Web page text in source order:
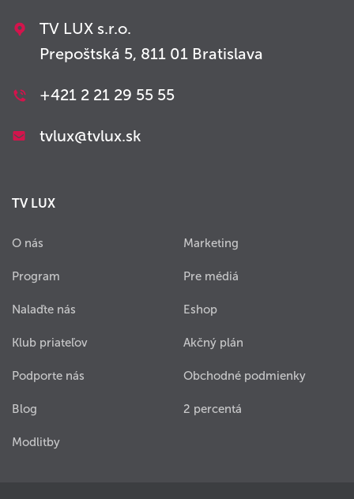
TV LUX s.r.o.
Prepoštská 5, 811 01 Bratislava
+421 2 21 29 55 55
tvlux@tvlux.sk
TV LUX
O nás
Program
Nalaďte nás
Klub priateľov
Podporte nás
Blog
Modlitby
Marketing
Pre médiá
Eshop
Akčný plán
Obchodné podmienky
2 percentá